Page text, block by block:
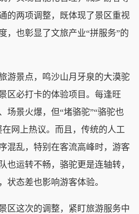
的两项调整，既体现了景区重视
，也彰显了文旅产业“拼服务”的
景点，鸣沙山月牙泉的大漠驼
区必打卡的体验项目。每逢旺
场景火爆，但“堵骆驼”“骆驼也
网上热议。而且，传统的人工
混乱，特别在客流高峰时，游客
也运转不畅，骆驼更是连轴转，
状态差也影响游客体验。
这次的调整，紧盯旅游服务中